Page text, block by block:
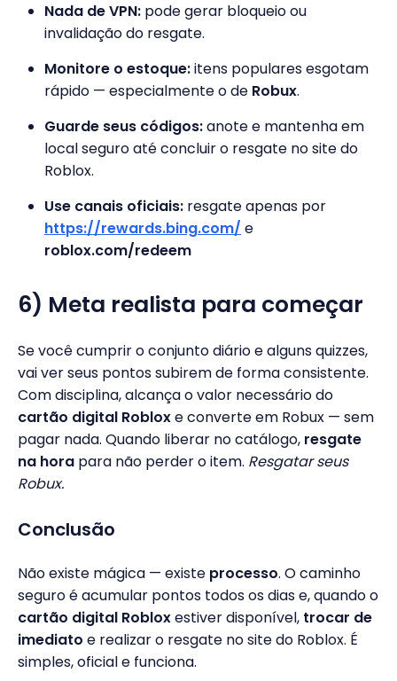
Nada de VPN: pode gerar bloqueio ou
invalidação do resgate.
Monitore o estoque:itens populares esgotam
rápido — especialmente o de Robux.
Guarde seus códigos:anote e mantenha em
local seguro até concluir o resgate no site do
Roblox.
Use canais oficiais: resgate apenas por
https://rewards.bing.com/ e
roblox.com/redeem
6) Meta realista para começar
Se você cumprir o conjunto diário e alguns quizzes,
vai ver seus pontos subirem de forma consistente.
Com disciplina, alcança o valor necessário do
cartão digital Robloxe converte em Robux — sem
pagar nada. Quando liberar no catálogo, resgate
na hora para não perder o item. Resgatar seus
Robux.
Conclusão
Não existe mágica — existe processo. O caminho
seguro é acumular pontos todos os dias e, quando o
cartão digital Robloxestiver disponível, trocar de
imediato e realizar o resgate no site do Roblox. É
simples, oficial e funciona.